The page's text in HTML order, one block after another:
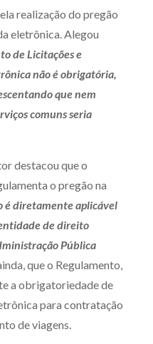
4698
80240-000
8666
6616
realização do pregão
eletrônica. Alegou
de Licitações e
não é obrigatória,
que nem
comuns seria
destacou que o
o pregão na
é diretamente aplicável
de direito
Pública
que o Regulamento,
a obrigatoriedade de
para contratação
de viagens.